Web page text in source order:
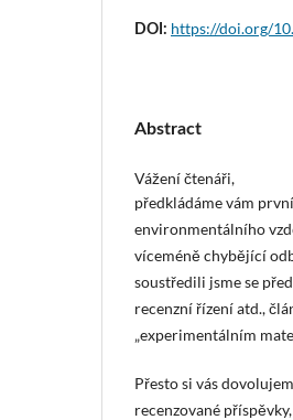
DOI: https://doi.org/
Abstract
Vážení čtenáři,
předkládáme vám
environmentálního
víceméně chybějící
soustředili jsme se
recenzní řízení atd.,
„experimentálním
Přesto si vás
recenzované